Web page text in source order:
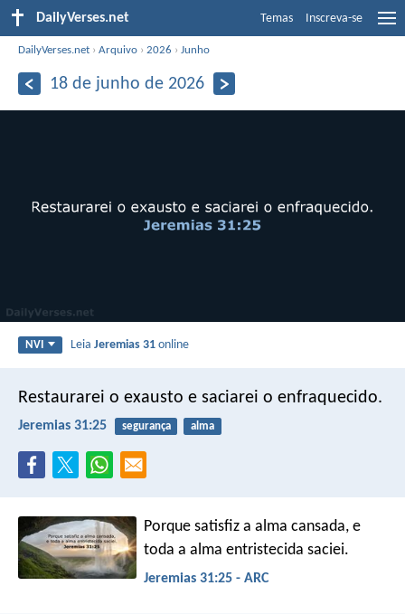
DailyVerses.net Temas Inscreva-se
DailyVerses.net ›Arquivo ›2026 ›Junho
18 de junho de 2026
NVI LeiaJeremias 31 online
Restaurarei o exausto e saciarei o enfraquecido.
Jeremias 31:25 segurança alma
Porque satisfiz a alma cansada, e
toda a alma entristecida saciei.
Jeremias 31:25 - ARC